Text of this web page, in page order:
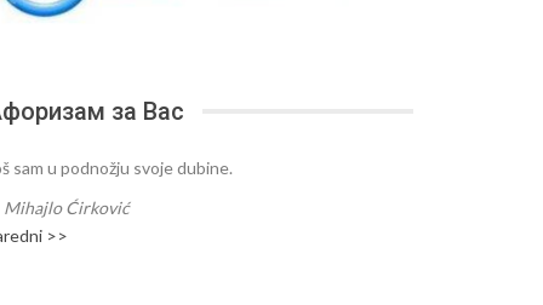
за Вас
sam u podnožju svoje dubine.
Mihajlo Ćirković
>>